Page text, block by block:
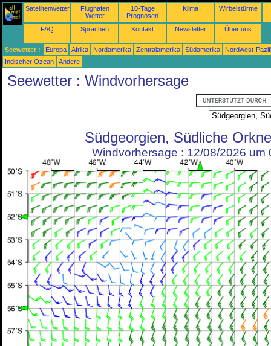
Satellitenwetter
Flughafen
Wetter
10-Tage
Prognosen
Klima Wirbelstürme
FAQ Sprachen Kontakt Newsletter Über uns
Seewetter : Europa Afrika Nordamerika Zentralamerika Südamerika
Nordwest-
Indischer Ozean
Andere
Seewetter : Windvorhersage
Südgeorgien, Südliche
Windvorhersage : 12/08/2026 um